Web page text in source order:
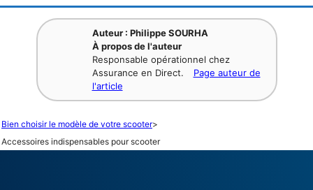
Auteur : Philippe SOURHA
À propos de l'auteur
Responsable opérationnel chez
Assurance en Direct.
Page auteur de
l'article
Bien choisir le modèle de votre scooter>
Accessoires indispensables pour scooter